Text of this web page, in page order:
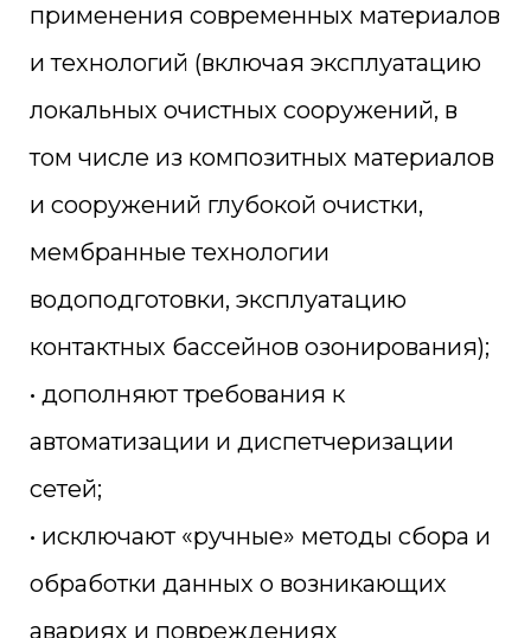
применения современных материалов
и технологий (включая эксплуатацию
локальных очистных сооружений, в
том числе из композитных материалов
и сооружений глубокой очистки,
мембранные технологии
водоподготовки, эксплуатацию
контактных бассейнов озонирования);
• дополняют требования к
автоматизации и диспетчеризации
сетей;
• исключают «ручные» методы сбора и
обработки данных о возникающих
авариях и повреждениях